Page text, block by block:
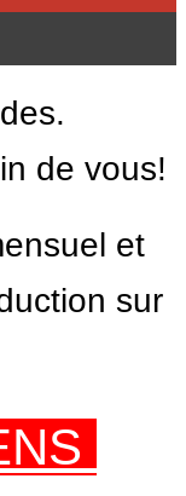
de vous!
et
sur